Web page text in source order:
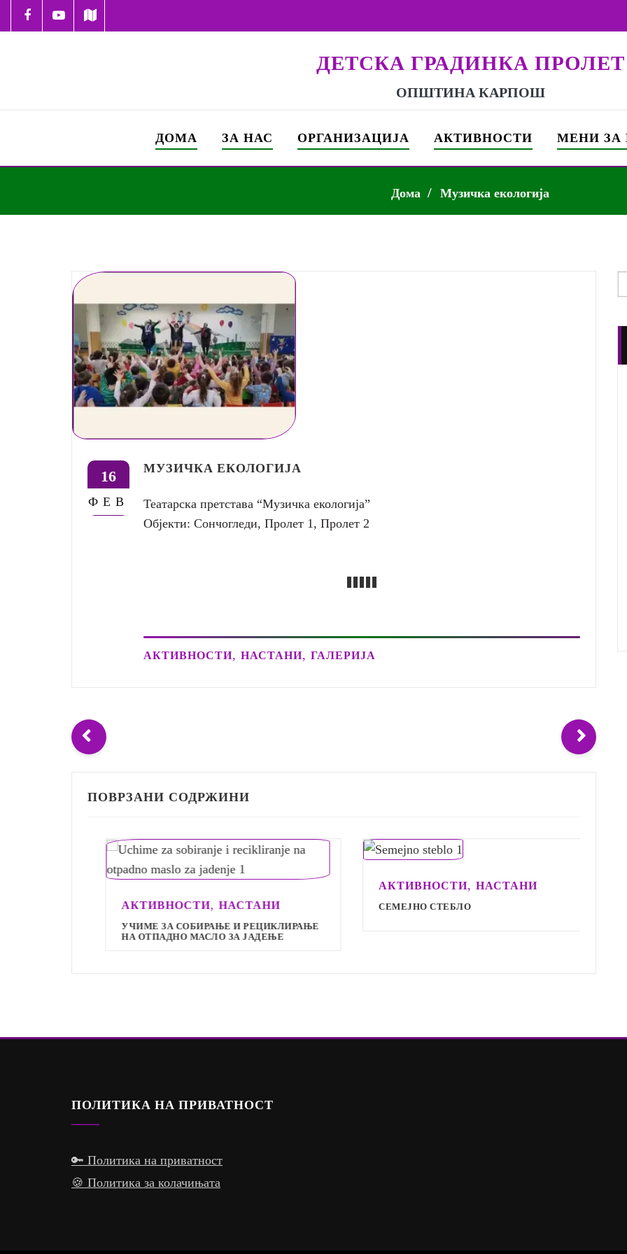
ДЕТСКА ГРАДИНКА ПРОЛЕТ
ОПШТИНА КАРПОШ
ДОМА ЗА НАС ОРГАНИЗАЦИЈА АКТИВНОСТИ МЕНИ ЗА
Дома Музичка екологија
16
ФЕВ
МУЗИЧКА ЕКОЛОГИЈА
Театарска претстава “Музичка екологија”
Објекти: Сончогледи, Пролет 1, Пролет 2
АКТИВНОСТИ, НАСТАНИ, ГАЛЕРИЈА
ПОВРЗАНИ СОДРЖИНИ
АКТИВНОСТИ,НАСТАНИ
УЧИМЕ ЗА СОБИРАЊЕ И РЕЦИКЛИРАЊЕ
НА ОТПАДНО МАСЛО ЗА ЈАДЕЊЕ
АКТИВНОСТИ,НАСТАНИ
СЕМЕЈНО СТЕБЛО
ПОЛИТИКА НА ПРИВАТНОСТ
🔑 Политика на приватност
🍪 Политика за колачињата